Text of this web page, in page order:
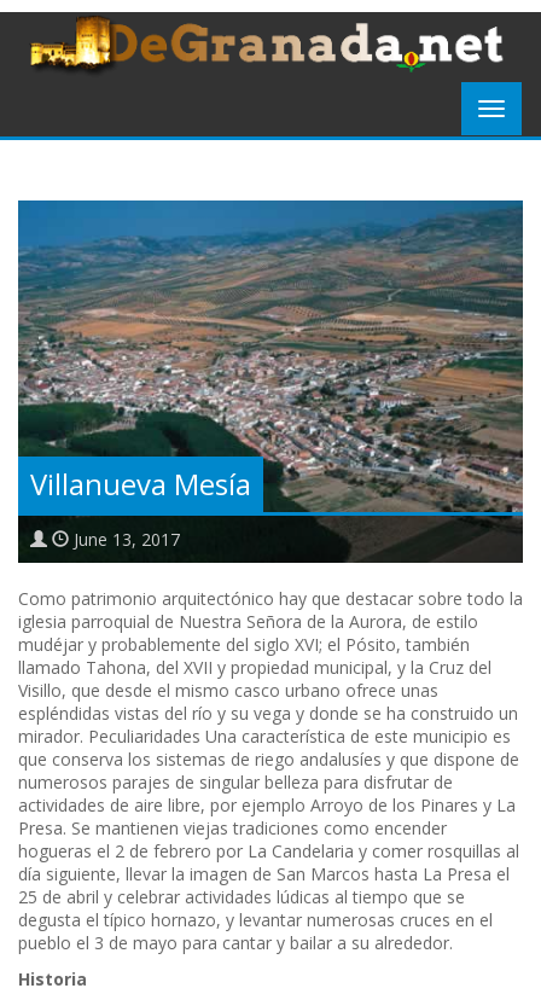
Villanueva Mesía
June 13, 2017
Como patrimonio arquitectónico hay que destacar sobre todo la
iglesia parroquial de Nuestra Señora de la Aurora, de estilo
mudéjar y probablemente del siglo XVI; el Pósito, también
llamado Tahona, del XVII y propiedad municipal, y la Cruz del
Visillo, que desde el mismo casco urbano ofrece unas
espléndidas vistas del río y su vega y donde se ha construido un
mirador. Peculiaridades Una característica de este municipio es
que conserva los sistemas de riego andalusíes y que dispone de
numerosos parajes de singular belleza para disfrutar de
actividades de aire libre, por ejemplo Arroyo de los Pinares y La
Presa. Se mantienen viejas tradiciones como encender
hogueras el 2 de febrero por La Candelaria y comer rosquillas al
día siguiente, llevar la imagen de San Marcos hasta La Presa el
25 de abril y celebrar actividades lúdicas al tiempo que se
degusta el típico hornazo, y levantar numerosas cruces en el
pueblo el 3 de mayo para cantar y bailar a su alrededor.
Historia